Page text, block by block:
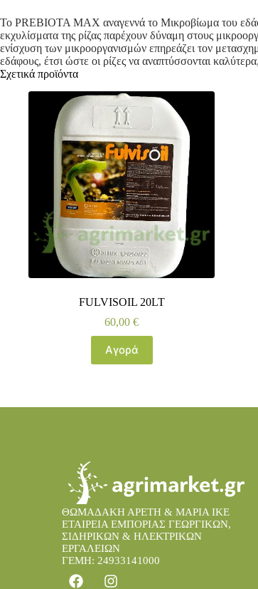
Το PREBIOTA MAX αναγεννά το Μικροβίωμα του
εκχυλίσματα της ρίζας παρέχουν δύναμη στους
ενίσχυση των μικροοργανισμών επηρεάζει τον
εδάφους, έτσι ώστε οι ρίζες να αναπτύσσονται
Σχετικά προϊόντα
FULVISOIL 20LT
60,00€
Αγορά
ΘΩΜΑΔΑΚΗ ΑΡΕΤΗ & ΜΑΡΙΑ IKE
ΕΤΑΙΡΕΙΑ ΕΜΠΟΡΙΑΣ ΓΕΩΡΓΙΚΩΝ,
ΣΙΔΗΡΙΚΩΝ & ΗΛΕΚΤΡΙΚΩΝ
ΕΡΓΑΛΕΙΩΝ
ΓΕΜΗ: 24933141000